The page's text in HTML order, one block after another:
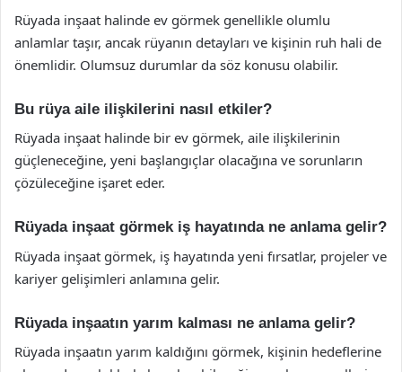
Rüyada inşaat halinde ev görmek genellikle olumlu
anlamlar taşır, ancak rüyanın detayları ve kişinin ruh hali de
önemlidir. Olumsuz durumlar da söz konusu olabilir.
Bu rüya aile ilişkilerini nasıl etkiler?
Rüyada inşaat halinde bir ev görmek, aile ilişkilerinin
güçleneceğine, yeni başlangıçlar olacağına ve sorunların
çözüleceğine işaret eder.
Rüyada inşaat görmek iş hayatında ne anlama gelir?
Rüyada inşaat görmek, iş hayatında yeni fırsatlar, projeler ve
kariyer gelişimleri anlamına gelir.
Rüyada inşaatın yarım kalması ne anlama gelir?
Rüyada inşaatın yarım kaldığını görmek, kişinin hedeflerine